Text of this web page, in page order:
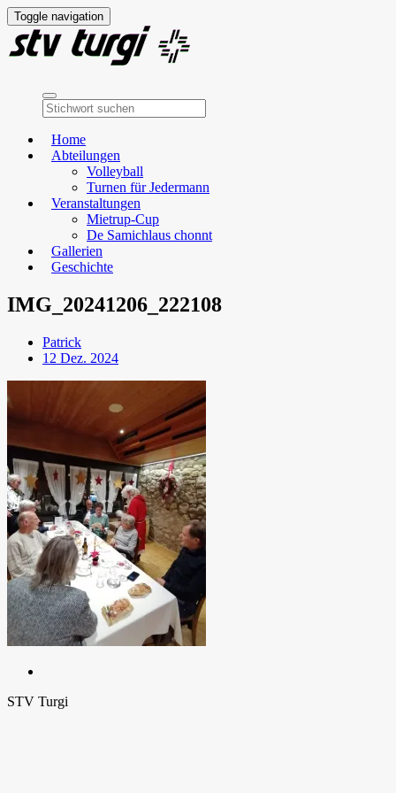
Toggle navigation
Home
Abteilungen
Volleyball
Turnen für Jedermann
Veranstaltungen
Mietrup-Cup
De Samichlaus chonnt
Gallerien
Geschichte
IMG_20241206_222108
Patrick
12 Dez. 2024
STV Turgi